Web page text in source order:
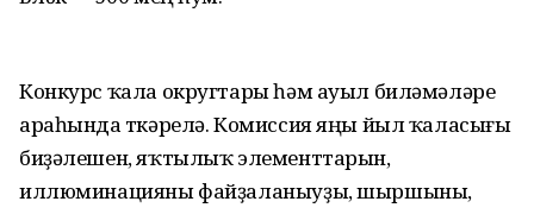
Конкурс ҡала округтары һәм ауыл биләмәләре
араһында үткәрелә. Комиссия яңы йыл ҡаласығы
биҙәлешен, яҡтылыҡ элементтарын,
иллюминацияны файҙаланыуҙы, шыршыны,